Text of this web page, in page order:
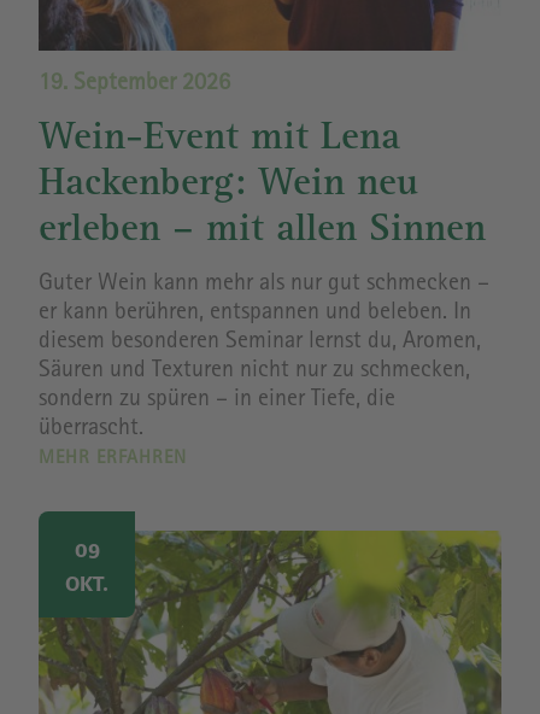
19. September 2026
Wein-Event mit Lena
Hackenberg: Wein neu
erleben – mit allen Sinnen
Guter Wein kann mehr als nur gut schmecken –
er kann berühren, entspannen und beleben. In
diesem besonderen Seminar lernst du, Aromen,
Säuren und Texturen nicht nur zu schmecken,
sondern zu spüren – in einer Tiefe, die
überrascht.
MEHR ERFAHREN
Image
09
OKT.